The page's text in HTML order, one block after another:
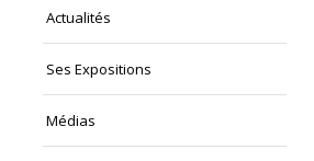
Actualités
Ses Expositions
Médias